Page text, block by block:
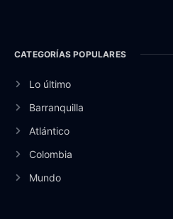
CATEGORÍAS POPULARES
Lo último
Barranquilla
Atlántico
Colombia
Mundo